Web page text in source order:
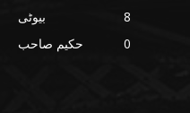
بیوٹی
8
حکیم صاحب
0